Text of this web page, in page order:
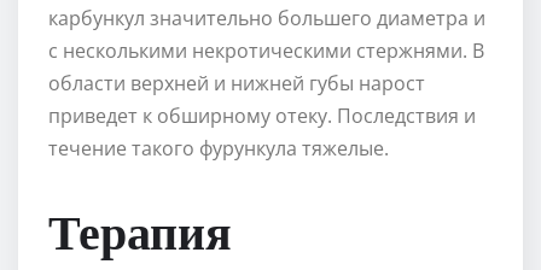
карбункул значительно большего диаметра и
с несколькими некротическими стержнями. В
области верхней и нижней губы нарост
приведет к обширному отеку. Последствия и
течение такого фурункула тяжелые.
Терапия